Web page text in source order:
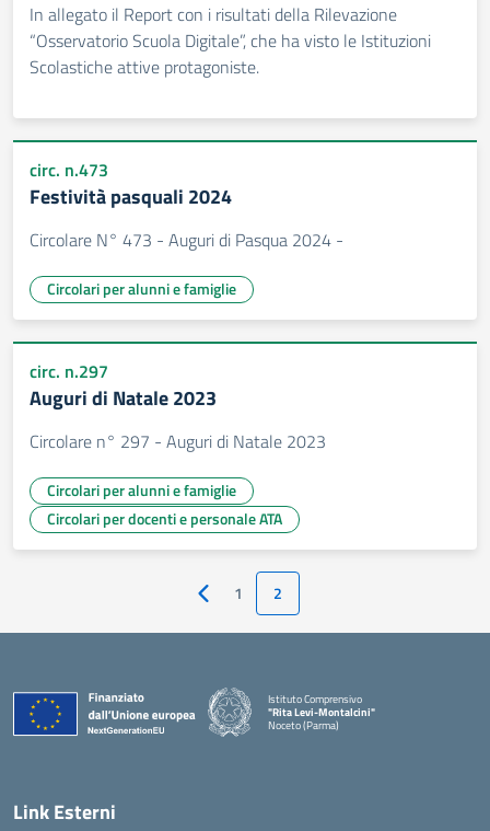
In allegato il Report con i risultati della Rilevazione
“Osservatorio Scuola Digitale”, che ha visto le Istituzioni
Scolastiche attive protagoniste.
circ. n.473
Festività pasquali 2024
Circolare N° 473 - Auguri di Pasqua 2024 -
Circolari per alunni e famiglie
circ. n.297
Auguri di Natale 2023
Circolare n° 297 - Auguri di Natale 2023
Circolari per alunni e famiglie
Circolari per docenti e personale ATA
Pagina precedente
1 2
Istituto Comprensivo
"Rita Levi-Montalcini"
Noceto (Parma)
Link Esterni